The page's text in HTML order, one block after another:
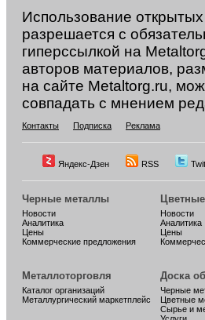
Использование
разрешается с
гиперссылкой на
авторов материалов,
на сайте Metaltorg.ru,
совпадать с мнением
Контакты Подписка Реклама
Яндекс-Дзен RSS
Черные металлы
Новости
Аналитика
Цены
Коммерческие предложения
Новости
Аналитика
Цены
Металлоторговля
Каталог организаций
Металлургический маркетплейс
Доска
Черные
Цветные
Сырье и